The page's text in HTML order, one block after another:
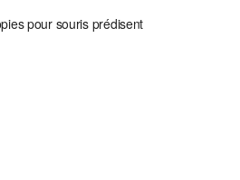
pour souris prédisent